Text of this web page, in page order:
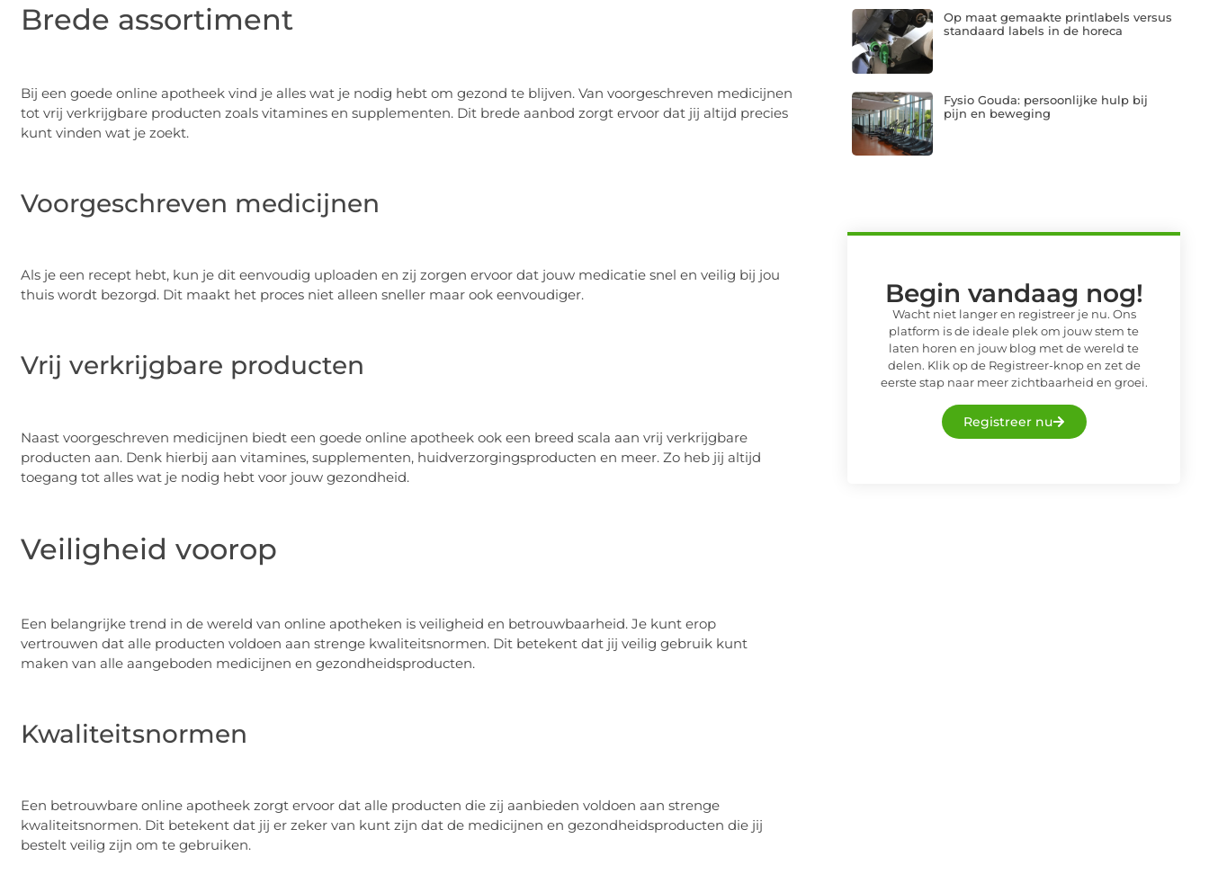
Brede assortiment
Bij een goede online apotheek vind je alles wat je nodig hebt om gezond te blijven. Van voorgeschreven medicijnen
tot vrij verkrijgbare producten zoals vitamines en supplementen. Dit brede aanbod zorgt ervoor dat jij altijd precies
kunt vinden wat je zoekt.
Voorgeschreven medicijnen
Als je een recept hebt, kun je dit eenvoudig uploaden en zij zorgen ervoor dat jouw medicatie snel en veilig bij jou
thuis wordt bezorgd. Dit maakt het proces niet alleen sneller maar ook eenvoudiger.
Vrij verkrijgbare producten
Naast voorgeschreven medicijnen biedt een goede online apotheek ook een breed scala aan vrij verkrijgbare
producten aan. Denk hierbij aan vitamines, supplementen, huidverzorgingsproducten en meer. Zo heb jij altijd
toegang tot alles wat je nodig hebt voor jouw gezondheid.
Veiligheid voorop
Een belangrijke trend in de wereld van online apotheken is veiligheid en betrouwbaarheid. Je kunt erop
vertrouwen dat alle producten voldoen aan strenge kwaliteitsnormen. Dit betekent dat jij veilig gebruik kunt
maken van alle aangeboden medicijnen en gezondheidsproducten.
Kwaliteitsnormen
Een betrouwbare online apotheek zorgt ervoor dat alle producten die zij aanbieden voldoen aan strenge
kwaliteitsnormen. Dit betekent dat jij er zeker van kunt zijn dat de medicijnen en gezondheidsproducten die jij
bestelt veilig zijn om te gebruiken.
Op maat gemaakte printlabels versus
standaard labels in de horeca
Fysio Gouda: persoonlijke hulp bij
pijn en beweging
Begin vandaag nog!
Wacht niet langer en registreer je nu. Ons
platform is de ideale plek om jouw stem te
laten horen en jouw blog met de wereld te
delen. Klik op de Registreer-knop en zet de
eerste stap naar meer zichtbaarheid en groei.
Registreer nu